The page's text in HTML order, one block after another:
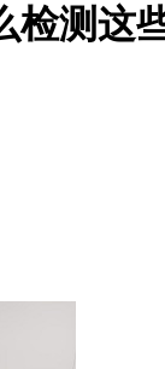
检测这